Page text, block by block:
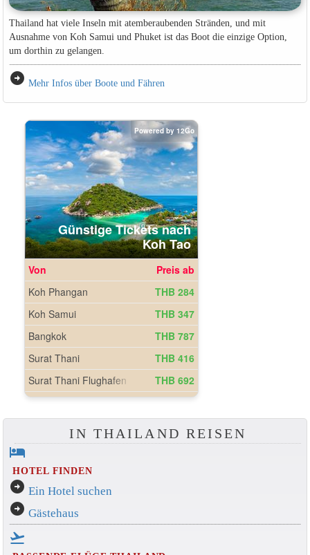
Thailand hat viele Inseln mit atemberaubenden Stränden, und mit
Ausnahme von Koh Samui und Phuket ist das Boot die einzige Option,
um dorthin zu gelangen.
arrow_circle_right Mehr Infos über Boote und Fähren
IN THAILAND REISEN
hotel
HOTEL FINDEN
arrow_circle_right Ein Hotel suchen
arrow_circle_right Gästehaus
flight_takeoff